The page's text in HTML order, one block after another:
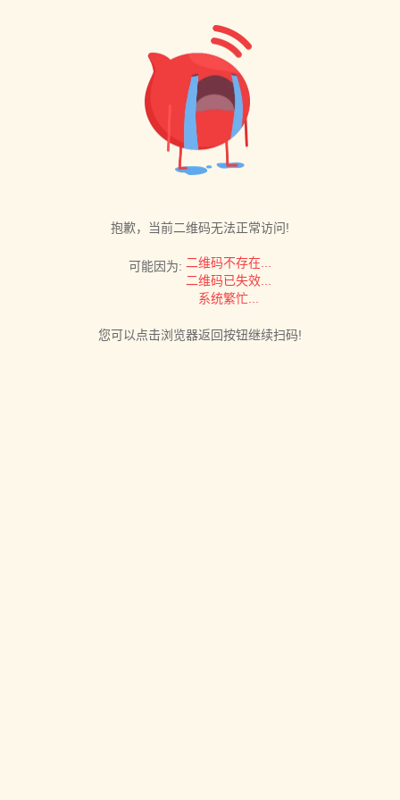
抱歉，当前二维码无法正常访问!
可能因为: 二维码不存在...
二维码已失效...
系统繁忙...
您可以点击浏览器返回按钮继续扫码!